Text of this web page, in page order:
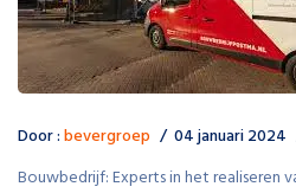
Door :bevergroep 04 januari 2024
Bouwbedrijf: Experts in het realiseren